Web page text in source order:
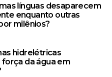
línguas desaparecem
enquanto outras
milênios?
hidrelétricas
da água em